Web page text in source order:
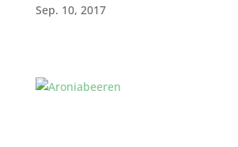
Sep. 10, 2017